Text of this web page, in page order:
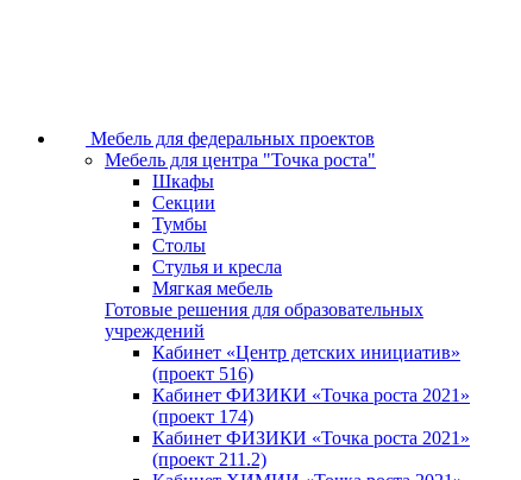
Мебель для федеральных проектов
Мебель для центра "Точка роста"
Шкафы
Секции
Тумбы
Столы
Стулья и кресла
Мягкая мебель
Готовые решения для образовательных
учреждений
Кабинет «Центр детских инициатив»
(проект 516)
Кабинет ФИЗИКИ «Точка роста 2021»
(проект 174)
Кабинет ФИЗИКИ «Точка роста 2021»
(проект 211.2)